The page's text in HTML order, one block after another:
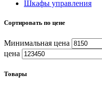
Шкафы управления
Сортировать по цене
Минимальная цена
цена
Товары